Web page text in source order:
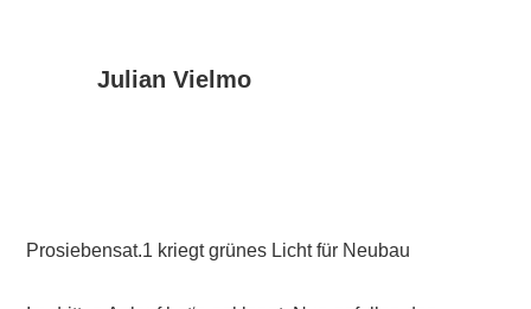
Julian Vielmo
Prosiebensat.1 kriegt grünes Licht für Neubau